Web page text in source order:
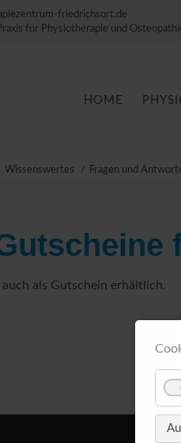
friedrichsort.de
für Physiotherapie und
Navigation
HOME
Wissenswertes Fragen und
als Gutschein erhältlich.